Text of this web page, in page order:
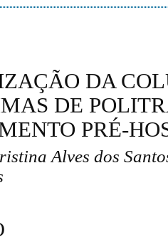
DA
DE
PRÉ-
Alves dos